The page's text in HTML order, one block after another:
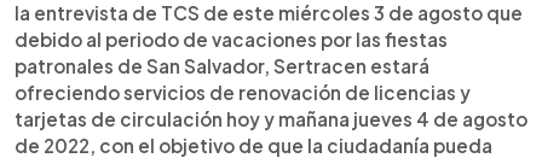
la entrevista de TCS de este miércoles 3 de agosto que
debido al periodo de vacaciones por las fiestas
patronales de San Salvador, Sertracen estará
ofreciendo servicios de renovación de licencias y
tarjetas de circulación hoy y mañana jueves 4 de agosto
de 2022, con el objetivo de que la ciudadanía pueda